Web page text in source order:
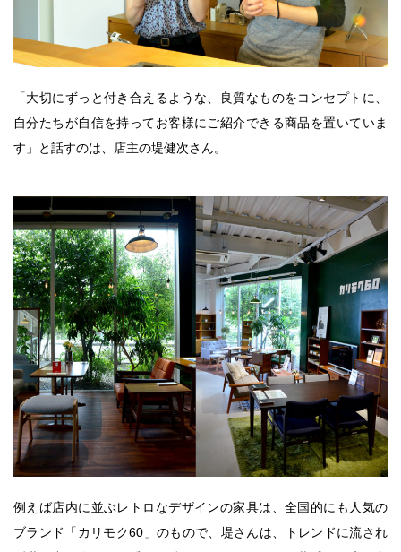
「大切にずっと付き合えるような、良質なものをコンセプトに、
自分たちが自信を持ってお客様にご紹介できる商品を置いていま
す」と話すのは、店主の堤健次さん。
例えば店内に並ぶレトロなデザインの家具は、全国的にも人気の
ブランド「カリモク60」のもので、堤さんは、トレンドに流され